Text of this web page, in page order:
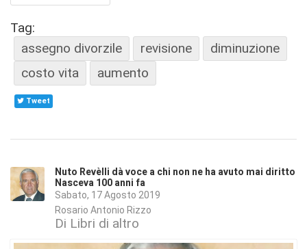
Tag:
assegno divorzile
revisione
diminuzione
costo vita
aumento
Tweet
Nuto Revèlli dà voce a chi non ne ha avuto mai diritto
Nasceva 100 anni fa
Sabato, 17 Agosto 2019
Rosario Antonio Rizzo
Di Libri di altro